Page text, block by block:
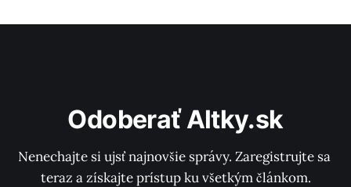
Odoberať Altky.sk
Nenechajte si ujsť najnovšie správy. Zaregistrujte sa
teraz a získajte prístup ku všetkým článkom.